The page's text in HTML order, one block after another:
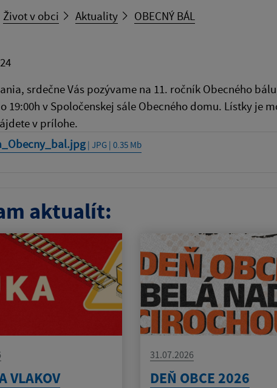
Život v obci Aktuality OBECNÝ BÁL
srdečne Vás pozývame na 11. ročník Obecného
19:00h v Spoločenskej sále Obecného domu. Lístky je
v prílohe.
| JPG | 0.35 Mb
aktualít:
VLAKOV
31.07.2026
DEŇ OBCE 2026